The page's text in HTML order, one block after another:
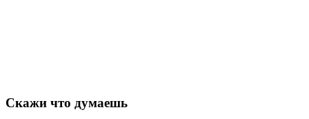
Скажи что думаешь